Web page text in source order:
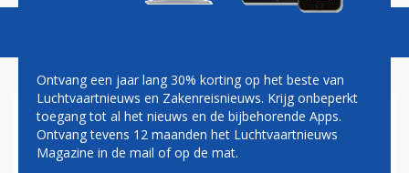
KEROSINE
Ontvang een jaar lang 30% korting op het beste van
Luchtvaartnieuws en Zakenreisnieuws. Krijg onbeperkt
toegang tot al het nieuws en de bijbehorende Apps.
Ontvang tevens 12 maanden het Luchtvaartnieuws
Magazine in de mail of op de mat.